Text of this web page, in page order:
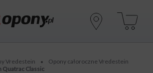
Vredestein • Opony całoroczne Vredestein
Quatrac Classic